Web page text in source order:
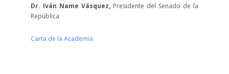
Dr. Iván Name Vásquez, Presidente del Senado de la
República
Carta de la Academia